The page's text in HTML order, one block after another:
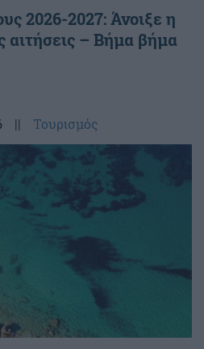
2026-2027: Άνοιξε η
αιτήσεις – Βήμα βήμα
|| Τουρισμός